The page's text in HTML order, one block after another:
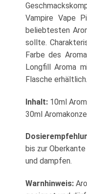
Vampire Vape
beliebtesten
sollte.
Farbe des
Longfill Aroma
Flasche erhältlich.
Inhalt:10ml
30ml
bis zur
und dampfen.
Warnhinweis: